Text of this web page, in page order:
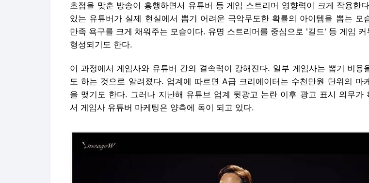
초점을 맞춘 방송이 흥행하면서 유튜버 등 게임 스트리머 영향력이 크게 작용한
있는 유튜버가 실제 현실에서 뽑기 어려운 극악무도한 확률의 아이템을 뽑는 모
만족 욕구를 크게 채워주는 모습이다. 유명 스트리머를 중심으로 '길드' 등 게임 커
형성되기도 한다.
이 과정에서 게임사와 유튜버 간의 결속력이 강해진다. 일부 게임사는 뽑기 비용
도 하는 것으로 알려졌다. 업계에 따르면 A급 크리에이터는 수천만원 단위의 마
을 맺기도 한다. 그러나 지난해 유튜브 업계 뒷광고 논란 이후 광고 표시 의무가
서 게임사 유튜버 마케팅은 양측에 독이 되고 있다.